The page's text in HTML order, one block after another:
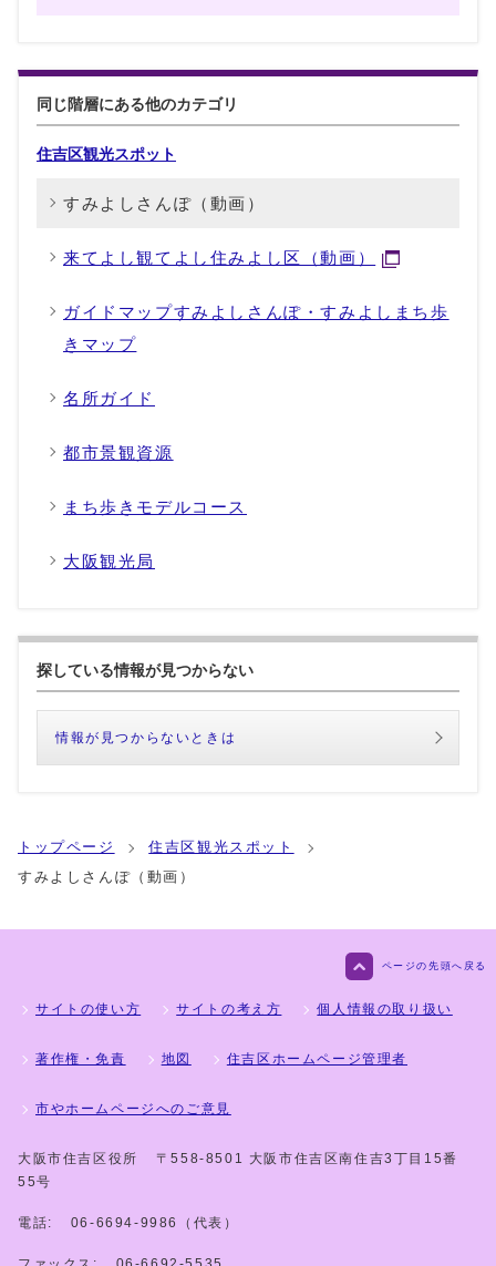
同じ階層にある他のカテゴリ
住吉区観光スポット
すみよしさんぽ（動画）
来てよし観てよし住みよし区（動画）
ガイドマップすみよしさんぽ・すみよしまち歩
きマップ
名所ガイド
都市景観資源
まち歩きモデルコース
大阪観光局
探している情報が見つからない
情報が見つからないときは
トップページ
住吉区観光スポット
すみよしさんぽ（動画）
ページの先頭へ戻る
サイトの使い方 サイトの考え方 個人情報の取り扱い
著作権・免責 地図 住吉区ホームページ管理者
市やホームページへのご意見
大阪市住吉区役所
〒558-8501 大阪市住吉区南住吉3丁目15番
55号
電話: 06-6694-9986（代表）